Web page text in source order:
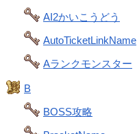
AI2かいこうどう
AutoTicketLinkName
Aランクモンスター
B
BOSS攻略